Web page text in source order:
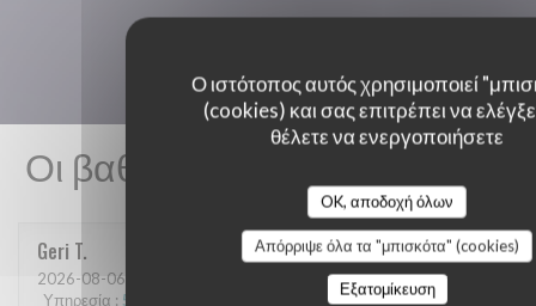
Ο ιστότοπος αυτός χρησιμοποιεί
(cookies) και σας επιτρέπει να
θέλετε να ενεργοποιήσετε
OK, αποδοχή όλων
Απόρριψε όλα τα "μπισκότα" (cookies)
Εξατομίκευση
Οι βαθμολογίες πελατών μας
Geri T
2026-08-06
Υπηρεσία : 5 :5/5 Ποιότητα / Τιμή